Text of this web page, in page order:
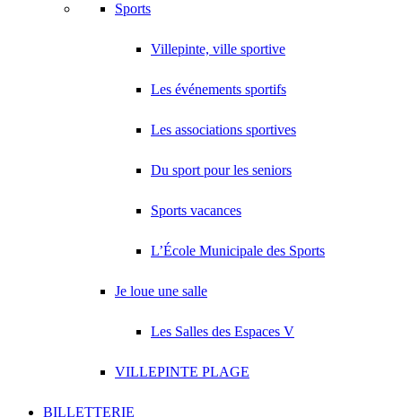
Sports
Villepinte, ville sportive
Les événements sportifs
Les associations sportives
Du sport pour les seniors
Sports vacances
L’École Municipale des Sports
Je loue une salle
Les Salles des Espaces V
VILLEPINTE PLAGE
BILLETTERIE